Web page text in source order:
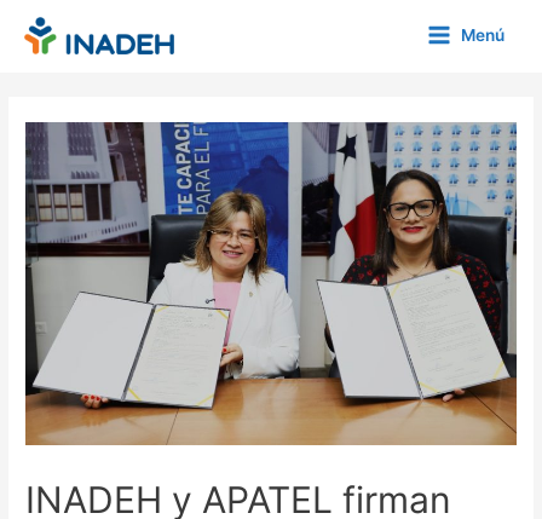
Menú
INADEH y APATEL firman